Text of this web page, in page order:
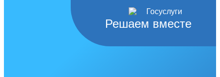
Решаем вместе